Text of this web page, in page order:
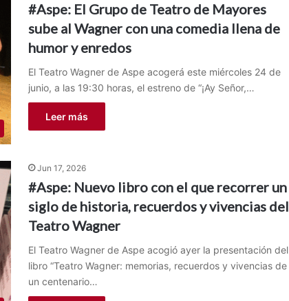
#Aspe: El Grupo de Teatro de Mayores
sube al Wagner con una comedia llena de
humor y enredos
El Teatro Wagner de Aspe acogerá este miércoles 24 de
junio, a las 19:30 horas, el estreno de “¡Ay Señor,…
Leer más
Jun 17, 2026
#Aspe: Nuevo libro con el que recorrer un
siglo de historia, recuerdos y vivencias del
Teatro Wagner
El Teatro Wagner de Aspe acogió ayer la presentación del
libro “Teatro Wagner: memorias, recuerdos y vivencias de
un centenario…